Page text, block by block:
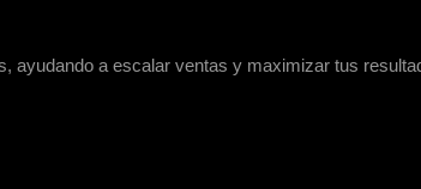
ayudando a escalar ventas y maximizar tus